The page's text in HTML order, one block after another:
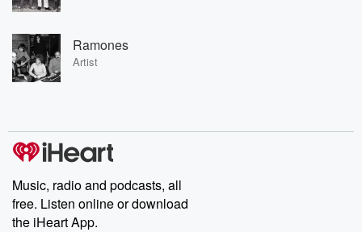
Ramones
Artist
Music, radio and podcasts, all
free. Listen online or download
the iHeart App.